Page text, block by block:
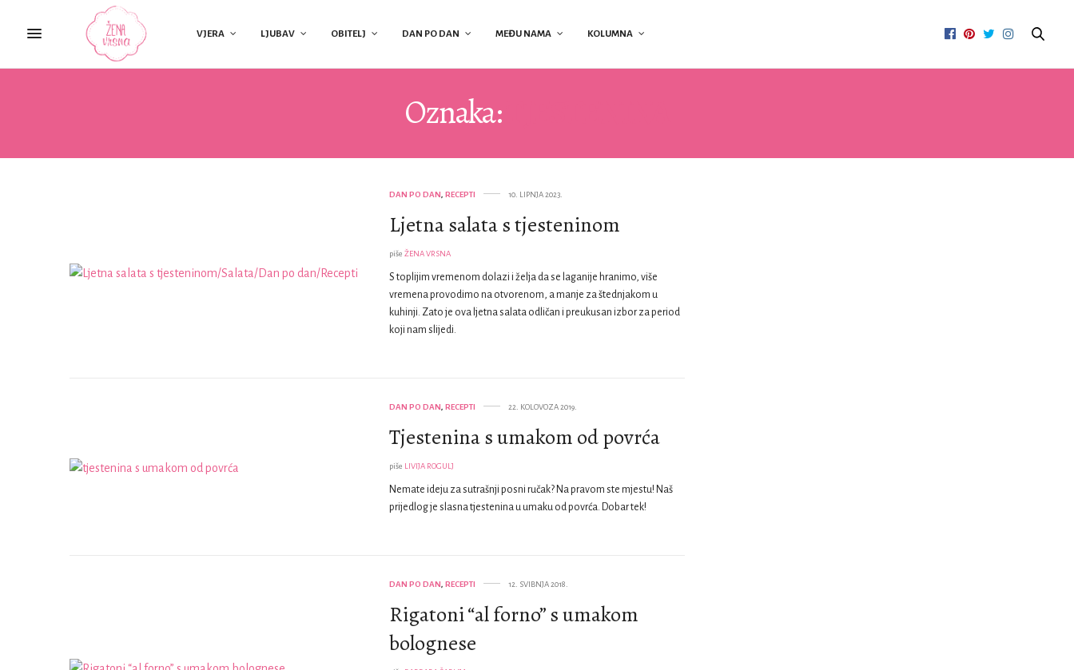
VJERA LJUBAV OBITELJ DAN PO DAN MEĐU NAMA KOLUMNA
Oznaka:
DAN PO DAN, RECEPTI 10. LIPNJA 2023.
Ljetna salata s tjesteninom
piše ŽENA VRSNA
S toplijim vremenom dolazi i želja da se laganije hranimo, više
vremena provodimo na otvorenom, a manje za štednjakom u
kuhinji. Zato je ova ljetna salata odličan i preukusan izbor za period
koji nam slijedi.
DAN PO DAN, RECEPTI 22. KOLOVOZA 2019.
Tjestenina s umakom od povrća
piše LIVIJA ROGULJ
Nemate ideju za sutrašnji posni ručak? Na pravom ste mjestu! Naš
prijedlog je slasna tjestenina u umaku od povrća. Dobar tek!
DAN PO DAN, RECEPTI 12. SVIBNJA 2018.
Rigatoni “al forno” s umakom
bolognese